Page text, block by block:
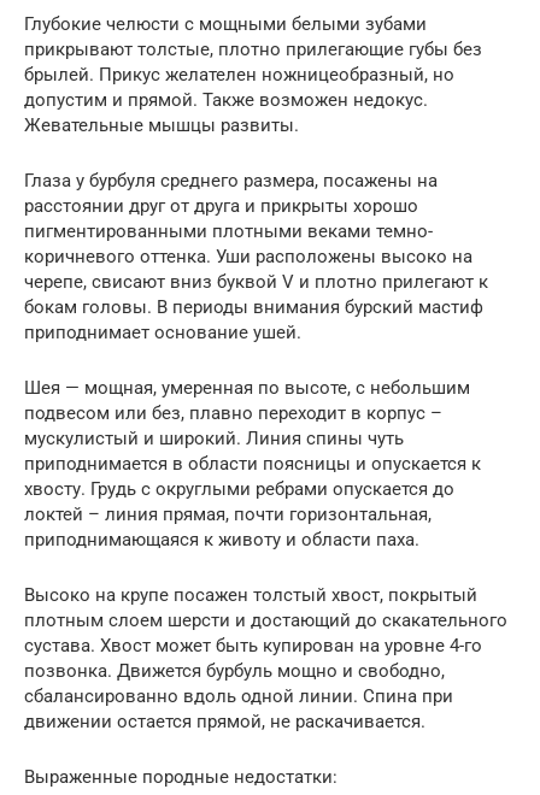
Глубокие челюсти с мощными белыми зубами
прикрывают толстые, плотно прилегающие губы без
брылей. Прикус желателен ножницеобразный, но
допустим и прямой. Также возможен недокус.
Жевательные мышцы развиты.
Глаза у бурбуля среднего размера, посажены на
расстоянии друг от друга и прикрыты хорошо
пигментированными плотными веками темно-
коричневого оттенка. Уши расположены высоко на
черепе, свисают вниз буквой V и плотно прилегают к
бокам головы. В периоды внимания бурский мастиф
приподнимает основание ушей.
Шея — мощная, умеренная по высоте, с небольшим
подвесом или без, плавно переходит в корпус –
мускулистый и широкий. Линия спины чуть
приподнимается в области поясницы и опускается к
хвосту. Грудь с округлыми ребрами опускается до
локтей – линия прямая, почти горизонтальная,
приподнимающаяся к животу и области паха.
Высоко на крупе посажен толстый хвост, покрытый
плотным слоем шерсти и достающий до скакательного
сустава. Хвост может быть купирован на уровне 4-го
позвонка. Движется бурбуль мощно и свободно,
сбалансированно вдоль одной линии. Спина при
движении остается прямой, не раскачивается.
Выраженные породные недостатки: